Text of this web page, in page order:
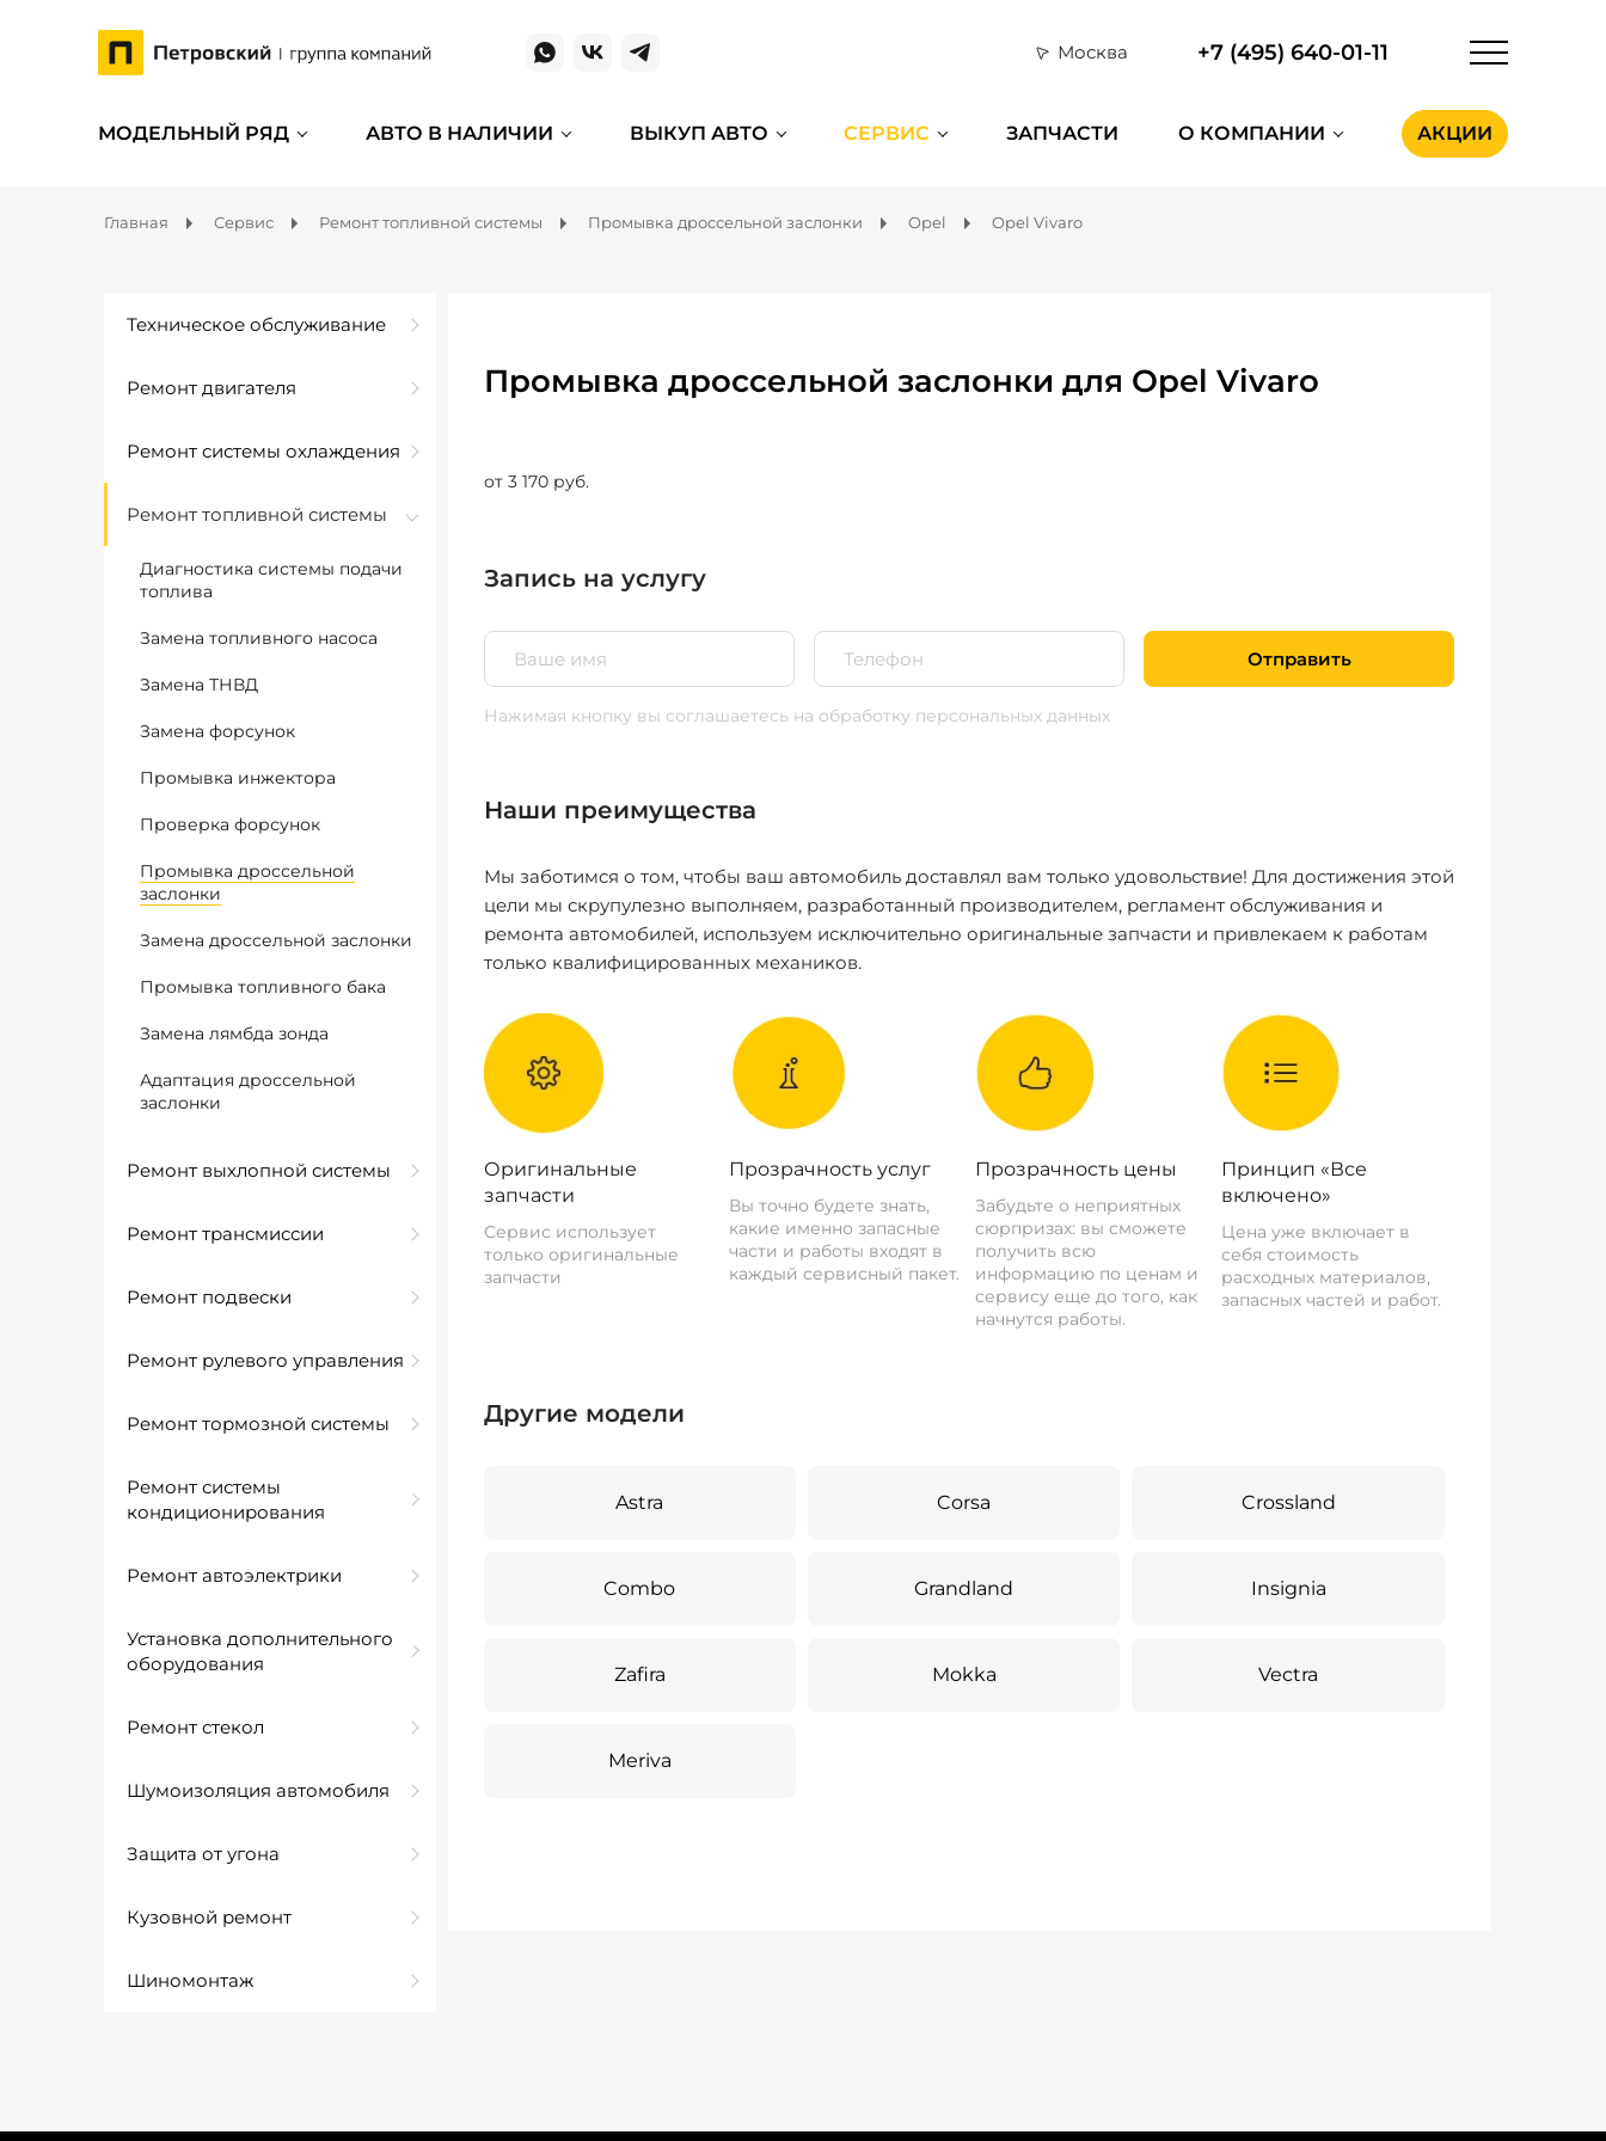
Москва +7 (495) 640-01-11
МОДЕЛЬНЫЙ РЯД АВТО В НАЛИЧИИ ВЫКУП АВТО СЕРВИС ЗАПЧАСТИ О КОМПАНИИ АКЦИИ
Главная Сервис Ремонт топливной системы Промывка дроссельной заслонки Opel Opel Vivaro
Техническое обслуживание
Ремонт двигателя
Ремонт системы охлаждения
Ремонт топливной системы
Диагностика системы подачи
топлива
Замена топливного насоса
Замена ТНВД
Замена форсунок
Промывка инжектора
Проверка форсунок
Промывка дроссельной
заслонки
Замена дроссельной заслонки
Промывка топливного бака
Замена лямбда зонда
Адаптация дроссельной
заслонки
Ремонт выхлопной системы
Ремонт трансмиссии
Ремонт подвески
Ремонт рулевого управления
Ремонт тормозной системы
Ремонт системы
кондиционирования
Ремонт автоэлектрики
Установка дополнительного
оборудования
Ремонт стекол
Шумоизоляция автомобиля
Защита от угона
Кузовной ремонт
Шиномонтаж
Промывка дроссельной заслонки для Opel Vivaro
от 3 170 руб.
Запись на услугу
Отправить
Нажимая кнопку вы соглашаетесь на обработку персональных данных
Наши преимущества
Мы заботимся о том, чтобы ваш автомобиль доставлял вам только удовольствие! Для достижения этой
цели мы скрупулезно выполняем, разработанный производителем, регламент обслуживания и
ремонта автомобилей, используем исключительно оригинальные запчасти и привлекаем к работам
только квалифицированных механиков.
Оригинальные
запчасти
Сервис использует
только оригинальные
запчасти
Прозрачность услуг
Вы точно будете знать,
какие именно запасные
части и работы входят в
каждый сервисный пакет.
Прозрачность цены
Забудьте о неприятных
сюрпризах: вы сможете
получить всю
информацию по ценам и
сервису еще до того, как
начнутся работы.
Принцип «Все
включено»
Цена уже включает в
себя стоимость
расходных материалов,
запасных частей и работ.
Другие модели
Astra Corsa Crossland
Combo Grandland Insignia
Zafira Mokka Vectra
Meriva